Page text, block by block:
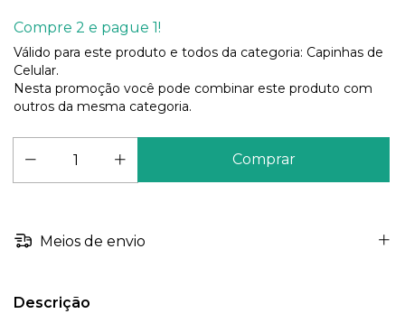
Compre 2 e pague 1!
Válido para este produto e todos da categoria: Capinhas de
Celular.
Nesta promoção você pode combinar este produto com
outros da mesma categoria.
Meios de envio
Descrição